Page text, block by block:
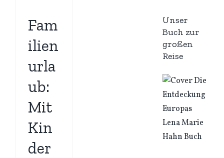
Fam
ilien
urla
ub:
Mit
Kin
der
Unser
Buch zur
großen
Reise